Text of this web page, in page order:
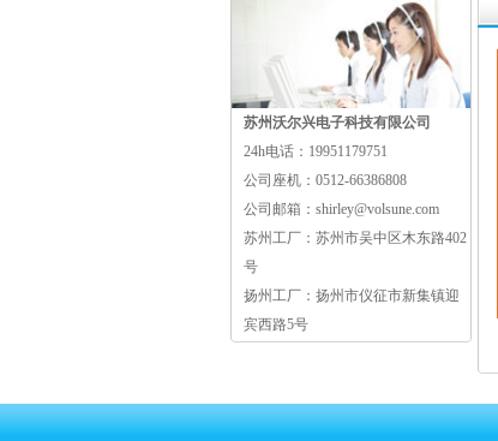
苏州沃尔兴电子科技有限公司
24h电话： 19951179751
公司座机： 0512-66386808
公司邮箱： shirley@volsune.com
苏州工厂： 苏州市吴中区木东路402
号
扬州工厂： 扬州市仪征市新集镇迎
宾西路5号